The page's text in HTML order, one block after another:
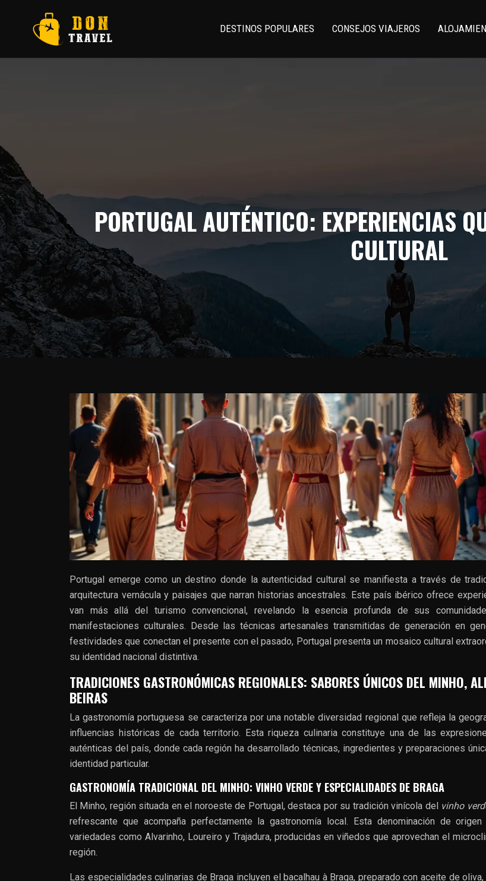
DESTINOS POPULARES CONSEJOS VIAJEROS
PORTUGAL AUTÉNTICO: EXPERIENCIAS
CULTURAL
Portugal emerge como un destino donde la autenticidad cultural se manifiesta a través de
arquitectura vernácula y paisajes que narran historias ancestrales. Este país ibérico ofrece
van más allá del turismo convencional, revelando la esencia profunda de sus
manifestaciones culturales. Desde las técnicas artesanales transmitidas de generación en
festividades que conectan el presente con el pasado, Portugal presenta un mosaico cultural
su identidad nacional distintiva.
TRADICIONES GASTRONÓMICAS REGIONALES: SABORES ÚNICOS DEL MINHO,
BEIRAS
La gastronomía portuguesa se caracteriza por una notable diversidad regional que refleja la
influencias históricas de cada territorio. Esta riqueza culinaria constituye una de las
auténticas del país, donde cada región ha desarrollado técnicas, ingredientes y preparaciones
identidad particular.
GASTRONOMÍA TRADICIONAL DEL MINHO: VINHO VERDE Y ESPECIALIDADES DE BRAGA
El Minho, región situada en el noroeste de Portugal, destaca por su tradición vinícola del vinho
refrescante que acompaña perfectamente la gastronomía local. Esta denominación de origen
variedades como Alvarinho, Loureiro y Trajadura, producidas en viñedos que aprovechan el
región.
Las especialidades culinarias de Braga incluyen el bacalhau à Braga, preparado con aceite de